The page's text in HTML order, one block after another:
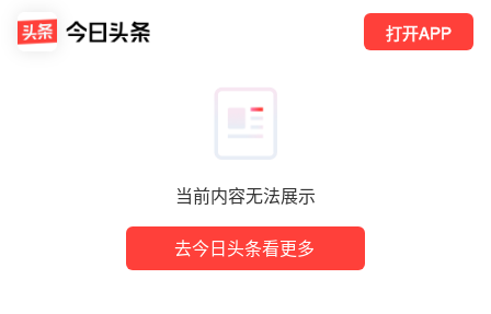
当前内容无法展示
去今日头条看更多
打开APP